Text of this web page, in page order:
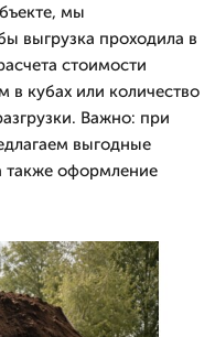
мы
выгрузка проходила в
стоимости
в кубах или количество
Важно: при
выгодные
также оформление